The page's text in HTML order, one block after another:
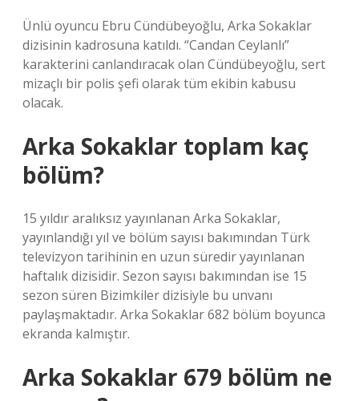
Ünlü oyuncu Ebru Cündübeyoğlu, Arka Sokaklar
dizisinin kadrosuna katıldı. “Candan Ceylanlı”
karakterini canlandıracak olan Cündübeyoğlu, sert
mizaçlı bir polis şefi olarak tüm ekibin kabusu
olacak.
Arka Sokaklar toplam kaç
bölüm?
15 yıldır aralıksız yayınlanan Arka Sokaklar,
yayınlandığı yıl ve bölüm sayısı bakımından Türk
televizyon tarihinin en uzun süredir yayınlanan
haftalık dizisidir. Sezon sayısı bakımından ise 15
sezon süren Bizimkiler dizisiyle bu unvanı
paylaşmaktadır. Arka Sokaklar 682 bölüm boyunca
ekranda kalmıştır.
Arka Sokaklar 679 bölüm ne